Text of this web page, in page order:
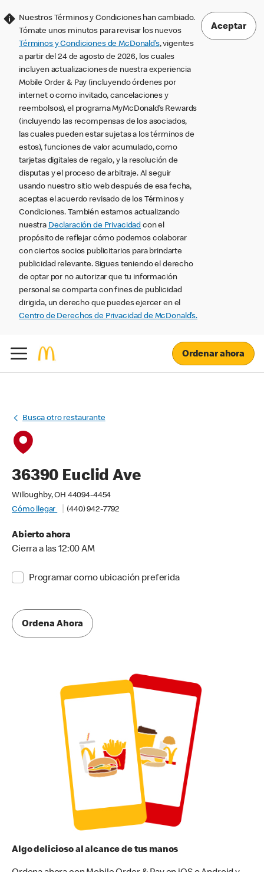
Nuestros Términos y Condiciones han cambiado.
Tómate unos minutos para revisar los nuevos
Términos y Condiciones de McDonald’s, vigentes
a partir del 24 de agosto de 2026, los cuales
incluyen actualizaciones de nuestra experiencia
Mobile Order & Pay (incluyendo órdenes por
internet o como invitado, cancelaciones y
reembolsos), el programa MyMcDonald’s Rewards
(incluyendo las recompensas de los asociados,
las cuales pueden estar sujetas a los términos de
estos), funciones de valor acumulado, como
tarjetas digitales de regalo, y la resolución de
disputas y el proceso de arbitraje. Al seguir
usando nuestro sitio web después de esa fecha,
aceptas el acuerdo revisado de los Términos y
Condiciones. También estamos actualizando
nuestra Declaración de Privacidad con el
propósito de reflejar cómo podemos colaborar
con ciertos socios publicitarios para brindarte
publicidad relevante. Sigues teniendo el derecho
de optar por no autorizar que tu información
personal se comparta con fines de publicidad
dirigida, un derecho que puedes ejercer en el
Centro de Derechos de Privacidad de McDonald’s.
Aceptar
Ordenar ahora
Busca otro restaurante
36390 Euclid Ave
Willoughby, OH 44094-4454
Cómo llegar
(440) 942-7792
Abierto ahora
Cierra a las 12:00 AM
Programar como ubicación preferida
Ordena Ahora
Algo delicioso al alcance de tus manos